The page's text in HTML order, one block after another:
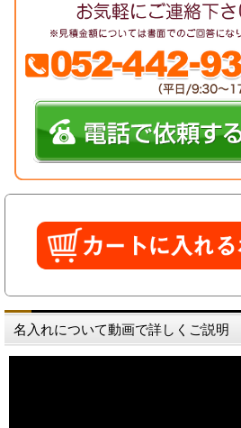
名入れについて動画で詳しくご説明